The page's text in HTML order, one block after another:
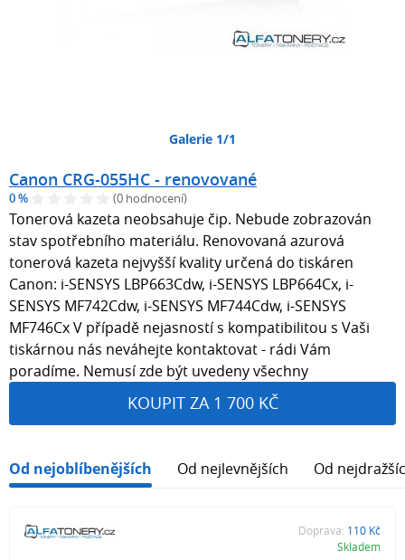
Galerie 1/1
Canon CRG-055HC - renovované
0 % (0 hodnocení)
Tonerová kazeta neobsahuje čip. Nebude zobrazován
stav spotřebního materiálu. Renovovaná azurová
tonerová kazeta nejvyšší kvality určená do tiskáren
Canon: i-SENSYS LBP663Cdw, i-SENSYS LBP664Cx, i-
SENSYS MF742Cdw, i-SENSYS MF744Cdw, i-SENSYS
MF746Cx V případě nejasností s kompatibilitou s Vaši
tiskárnou nás neváhejte kontaktovat - rádi Vám
poradíme. Nemusí zde být uvedeny všechny
KOUPIT ZA 1 700 KČ
Od nejoblíbenějších Od nejlevnějších Od
Doprava: 110 Kč
Skladem